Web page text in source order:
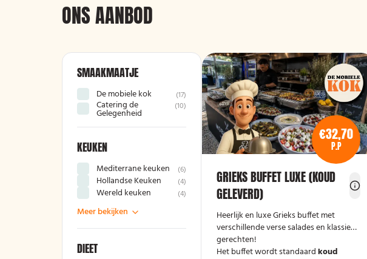
ONS AANBOD
SMAAKMAATJE
De mobiele kok (17)
Catering de
Gelegenheid
(10)
KEUKEN
Mediterrane keuken (6)
Hollandse Keuken (4)
Wereld keuken (4)
Meer bekijken
DIEET
€32,70
P.P
GRIEKS BUFFET LUXE (KOUD
GELEVERD)
Heerlijk en luxe Grieks buffet met
verschillende verse salades en klassieke
gerechten!
Het buffet wordt standaardkoud